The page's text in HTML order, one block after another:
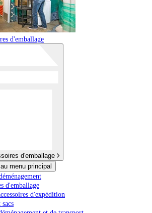
d'emballage
d'emballage
menu principal
d'emballage
d'expédition
sacs